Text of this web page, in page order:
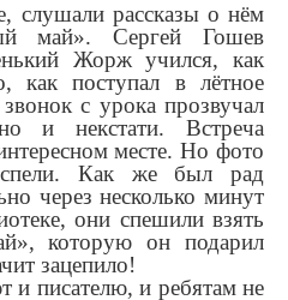
слушали рассказы о нём
май». Сергей Гошев
Жорж учился, как
как поступал в лётное
с урока прозвучал
и некстати. Встреча
месте. Но фото
Как же был рад
через несколько минут
они спешили взять
которую он подарил
зацепило!
и писателю, и ребятам не